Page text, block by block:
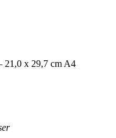
21,0 x 29,7 cm A4